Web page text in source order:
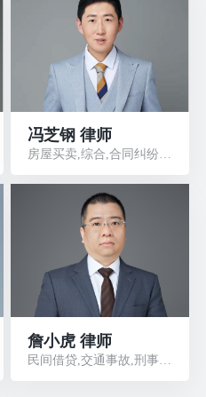
冯芝钢 律师
詹小虎 律师